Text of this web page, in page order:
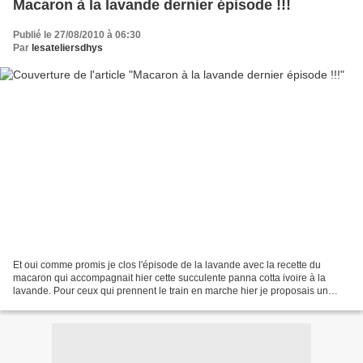
Macaron à la lavande dernier épisode !!!
Publié le 27/08/2010 à 06:30
Par lesateliersdhys
Et oui comme promis je clos l'épisode de la lavande avec la recette du
macaron qui accompagnait hier cette succulente panna cotta ivoire à la
lavande. Pour ceux qui prennent le train en marche hier je proposais un